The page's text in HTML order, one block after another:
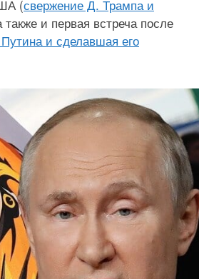
(свержение Д. Трампа и
и первая встреча после
и сделавшая его